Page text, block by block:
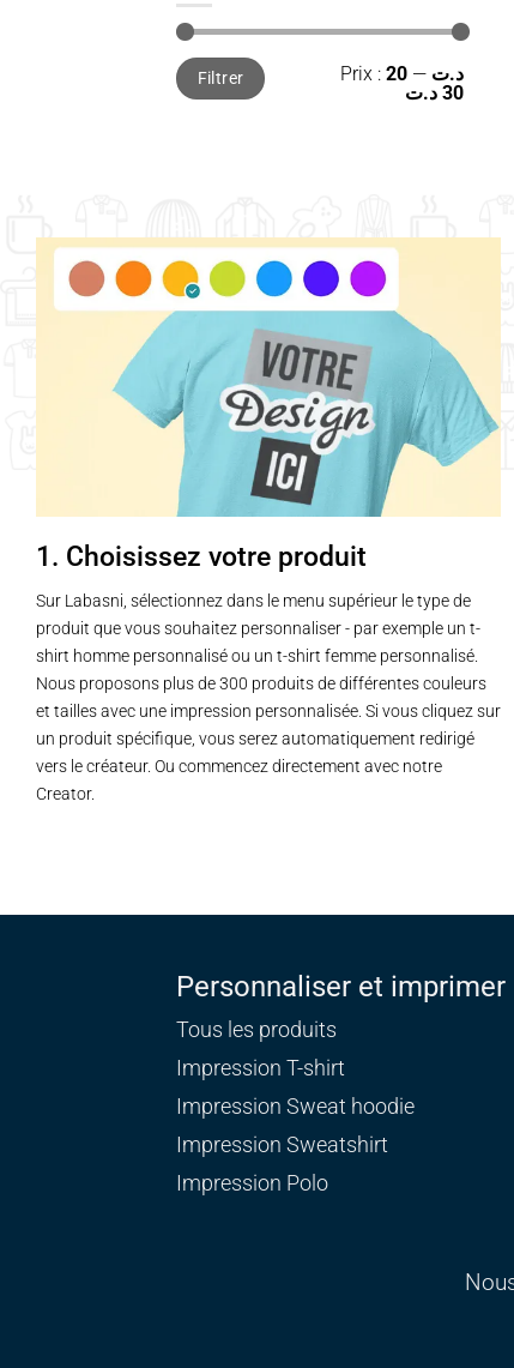
Prix
min
Prix
maxFiltrer Prix : 20 د.ت —
30 د.ت
1. Choisissez votre produit
Sur Labasni, sélectionnez dans le menu supérieur le type de
produit que vous souhaitez personnaliser - par exemple un t-
shirt homme personnalisé ou un t-shirt femme personnalisé.
Nous proposons plus de 300 produits de différentes couleurs
et tailles avec une impression personnalisée. Si vous cliquez sur
un produit spécifique, vous serez automatiquement redirigé
vers le créateur. Ou commencez directement avec notre
Creator.
Personnaliser et imprimer
Tous les produits
Impression T-shirt
Impression Sweat hoodie
Impression Sweatshirt
Impression Polo